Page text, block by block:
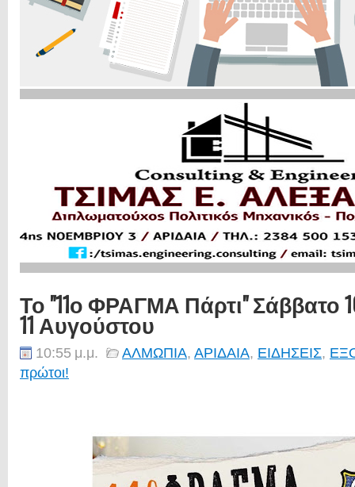
Το "11ο ΦΡΑΓΜΑ Πάρτι" Σάββατο
11 Αυγούστου
10:55 μ.μ. ΑΛΜΩΠΙΑ, ΑΡΙΔΑΙΑ, ΕΙΔΗΣΕΙΣ,
πρώτοι!